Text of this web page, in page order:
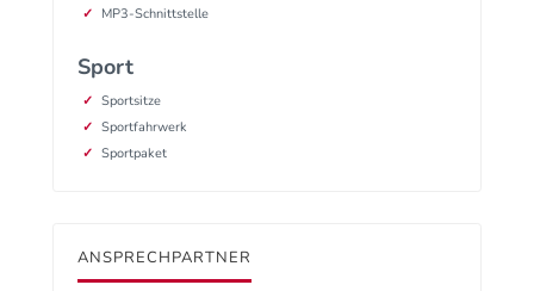
MP3-Schnittstelle
Sport
Sportsitze
Sportfahrwerk
Sportpaket
ANSPRECHPARTNER